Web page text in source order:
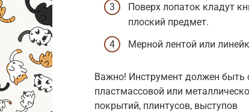
Поверх лопаток кладут
плоский предмет.
Мерной лентой или
Важно! Инструмент должен быть
пластмассовой или
покрытий, плинтусов, выступов